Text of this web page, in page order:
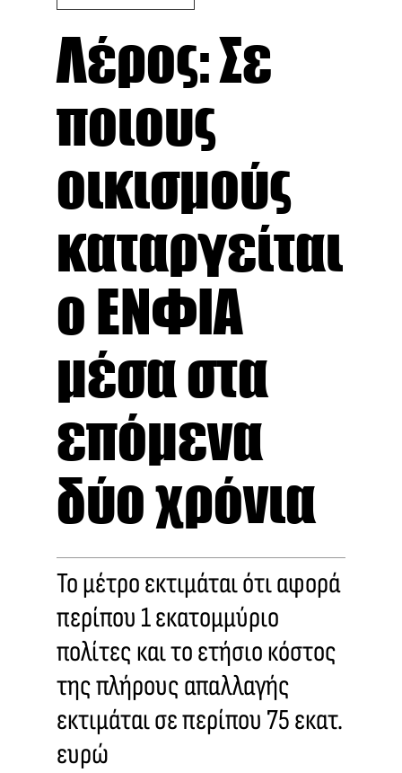
Λέρος: Σε
ποιους
οικισμούς
καταργείται
ο ΕΝΦΙΑ
μέσα στα
επόμενα
δύο χρόνια
Το μέτρο εκτιμάται ότι αφορά
περίπου 1 εκατομμύριο
πολίτες και το ετήσιο κόστος
της πλήρους απαλλαγής
εκτιμάται σε περίπου 75 εκατ.
ευρώ